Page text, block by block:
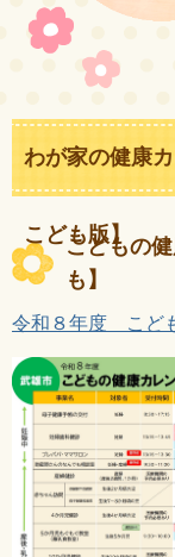
わが家の健康
こども版】
こどもの
も】
令和８年度 こど